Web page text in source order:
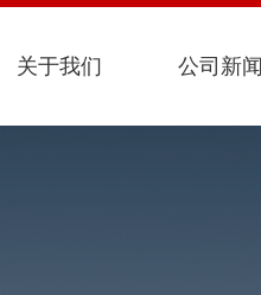
关于我们 公司新闻